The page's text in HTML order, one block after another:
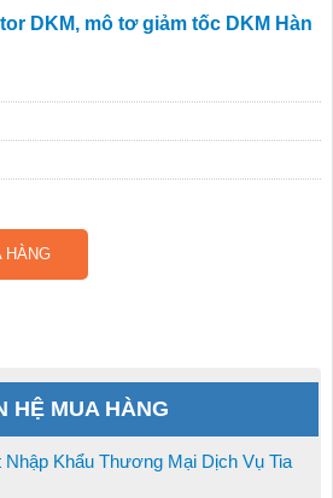
DKM, mô tơ giảm tốc DKM Hàn
HỆ MUA HÀNG
Khẩu Thương Mại Dịch Vụ Tia